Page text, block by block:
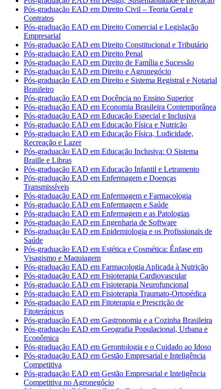
Pós-graduação EAD em Direito Civil – Teoria Geral e
Contratos
Pós-graduação EAD em Direito Comercial e Legislação
Empresarial
Pós-graduação EAD em Direito Constitucional e Tributário
Pós-graduação EAD em Direito Penal
Pós-graduação EAD em Direito de Família e Sucessão
Pós-graduação EAD em Direito e Agronegócio
Pós-graduação EAD em Direito e Sistema Registral e Notarial
Brasileiro
Pós-graduação EAD em Docência no Ensino Superior
Pós-graduação EAD em Economia Brasileira Contemporânea
Pós-graduação EAD em Educação Especial e Inclusiva
Pós-graduação EAD em Educação Física e Nutrição
Pós-graduação EAD em Educação Física, Ludicidade,
Recreação e Lazer
Pós-graduação EAD em Educação Inclusiva: O Sistema
Braille e Libras
Pós-graduação EAD em Educação Infantil e Letramento
Pós-graduação EAD em Enfermagem e Doenças
Transmissíveis
Pós-graduação EAD em Enfermagem e Farmacologia
Pós-graduação EAD em Enfermagem e Saúde
Pós-graduação EAD em Enfermagem e as Patologias
Pós-graduação EAD em Engenharia de Software
Pós-graduação EAD em Epidemiologia e os Profissionais de
Saúde
Pós-graduação EAD em Estética e Cosmética: Ênfase em
Visagismo e Maquiagem
Pós-graduação EAD em Farmacologia Aplicada à Nutrição
Pós-graduação EAD em Fisioterapia Cardiovascular
Pós-graduação EAD em Fisioterapia Neurofuncional
Pós-graduação EAD em Fisioterapia Traumato-Ortopédica
Pós-graduação EAD em Fitoterapia e Prescrição de
Fitoterápicos
Pós-graduação EAD em Gastronomia e a Cozinha Brasileira
Pós-graduação EAD em Geografia Populacional, Urbana e
Econômica
Pós-graduação EAD em Gerontologia e o Cuidado ao Idoso
Pós-graduação EAD em Gestão Empresarial e Inteligência
Competitiva
Pós-graduação EAD em Gestão Empresarial e Inteligência
Competitiva no Agronegócio